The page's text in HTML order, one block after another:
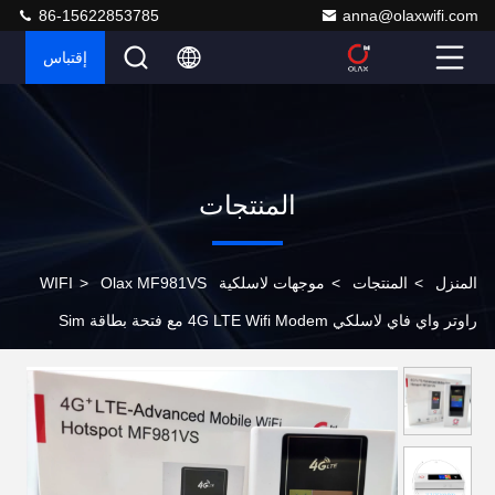
anna@olaxwifi.com
86-15622853785
إقتباس
المنتجات
المنزل > المنتجات > موجهات لاسلكية WIFI > Olax MF981VS
راوتر واي فاي لاسلكي 4G LTE Wifi Modem مع فتحة بطاقة Sim